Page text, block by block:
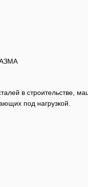
в строительстве,
под нагрузкой.